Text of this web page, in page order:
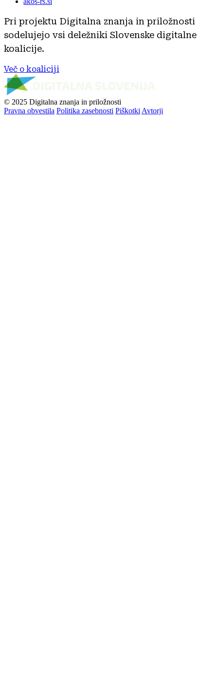
Pri projektu Digitalna znanja in priložnosti
sodelujejo vsi deležniki Slovenske digitalne
koalicije.
Več o koaliciji
© 2025 Digitalna znanja in priložnosti
Pravna obvestila Politika zasebnosti Piškotki Avtorji